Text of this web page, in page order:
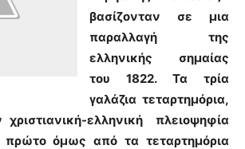
βασίζονταν σε μια
παραλλαγή της
ελληνικής σημαίας
του 1822. Τα τρία
γαλάζια τεταρτημόρια,
χριστιανική-ελληνική πλειοψηφία
πρώτο όμως από τα τεταρτημόρια